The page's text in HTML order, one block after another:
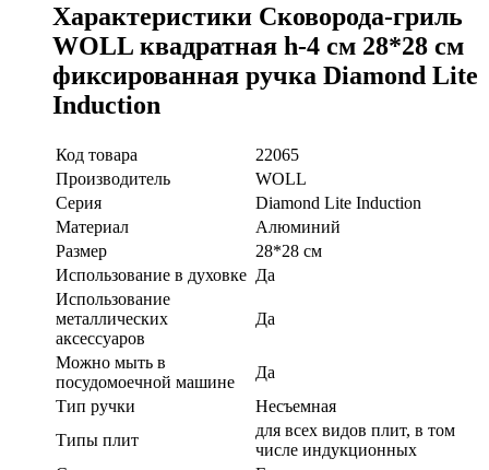
Характеристики Сковорода-гриль
WOLL квадратная h-4 см 28*28 см
фиксированная ручка Diamond Lite
Induction
Код товара
22065
Производитель
WOLL
Серия
Diamond Lite Induction
Материал
Алюминий
Размер
28*28 см
Использование в духовке Да
Использование
металлических
аксессуаров
Да
Можно мыть в
посудомоечной машине
Да
Тип ручки
Несъемная
Типы плит
для всех видов плит, в том
числе индукционных